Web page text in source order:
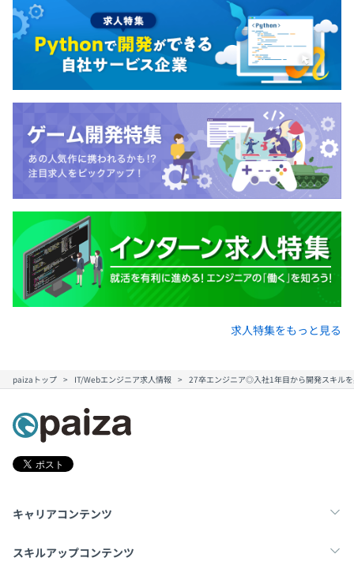
求人特集をもっと見る
paizaトップ IT/Webエンジニア求人情報 27卒エンジニア◎入社1年目から開発スキル
キャリアコンテンツ
転職・キャリア
スキルアップコンテンツ